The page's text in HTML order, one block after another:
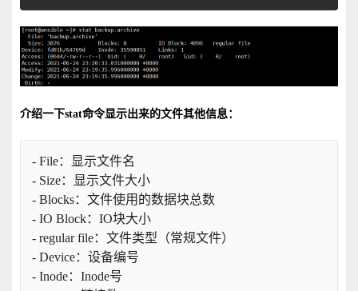
介绍一下stat命令显示出来的文件其他信息：
- File：显示文件名
- Size：显示文件大小
- Blocks：文件使用的数据块总数
- IO Block：IO块大小
- regular file：文件类型（常规文件）
- Device：设备编号
- Inode：Inode号